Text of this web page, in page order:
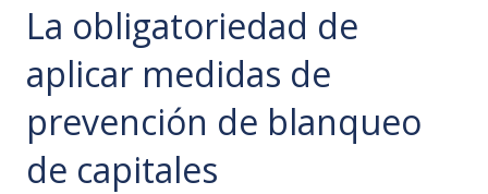
La obligatoriedad de
aplicar medidas de
prevención de blanqueo
de capitales